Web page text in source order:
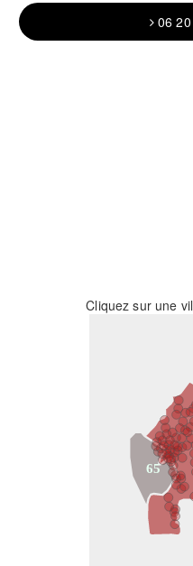
06
Cliquez sur une
65